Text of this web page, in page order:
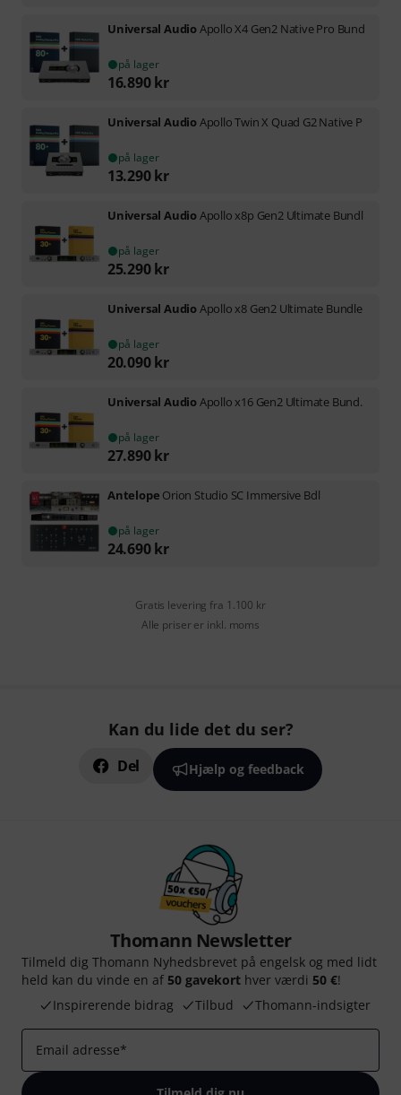
Universal AudioApollo X4 Gen2 Native Pro Bund
på lager
16.890 kr
Universal AudioApollo Twin X Quad G2 Native P
på lager
13.290 kr
Universal AudioApollo x8p Gen2 Ultimate Bundl
på lager
25.290 kr
Universal AudioApollo x8 Gen2 Ultimate Bundle
på lager
20.090 kr
Universal AudioApollo x16 Gen2 Ultimate Bund.
på lager
27.890 kr
Antelope Orion Studio SC Immersive Bdl
på lager
24.690 kr
Gratis levering fra 1.100 kr
Alle priser er inkl. moms
Kan du lide det du ser?
Del Hjælp og feedback
Thomann Newsletter
Tilmeld dig Thomann Nyhedsbrevet på engelsk og med lidt
held kan du vinde en af 50 gavekort hver værdi 50 €!
Inspirerende bidrag
Tilbud Thomann-indsigter
Email adresse*